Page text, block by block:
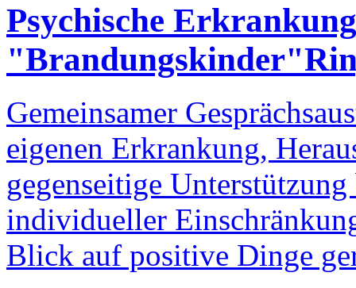
Psychische
"Brandungskinder"
Gemeinsamer
eigenen Erkrankung,
gegenseitige
individueller
Blick auf positive Dinge